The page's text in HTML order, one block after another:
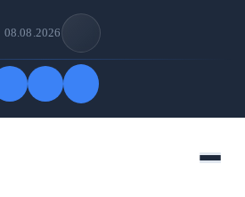
08.08.2026
Меню